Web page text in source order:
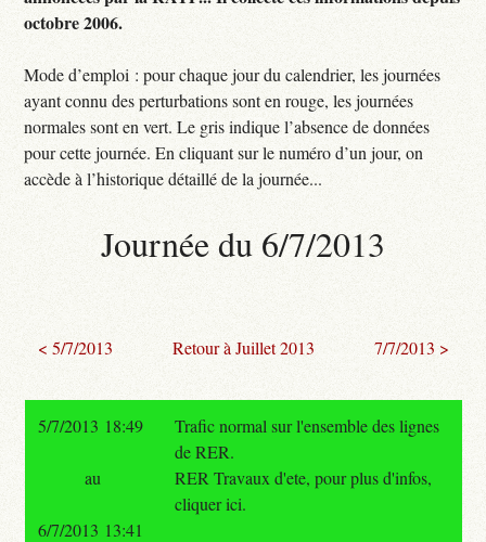
octobre 2006.
Mode d’emploi : pour chaque jour du calendrier, les journées
ayant connu des perturbations sont en rouge, les journées
normales sont en vert. Le gris indique l’absence de données
pour cette journée. En cliquant sur le numéro d’un jour, on
accède à l’historique détaillé de la journée...
Journée du 6/7/2013
< 5/7/2013 Retour à Juillet 2013 7/7/2013 >
5/7/2013 18:49
Trafic normal sur l'ensemble des lignes
de RER.
RER Travaux d'ete, pour plus d'infos,
cliquer ici.
au
6/7/2013 13:41